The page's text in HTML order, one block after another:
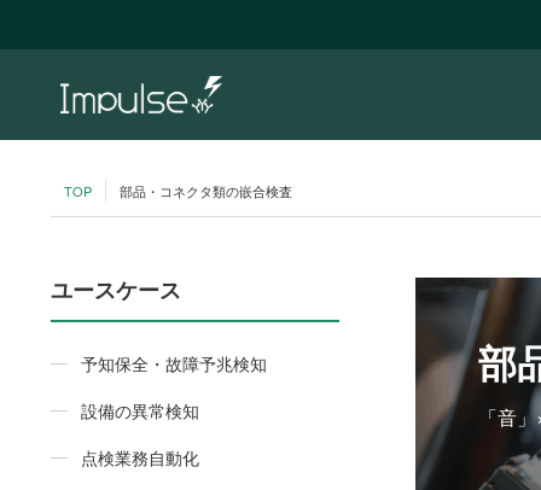
TOP 部品・コネクタ類の嵌合検査
部
「音
ユースケース
予知保全・故障予兆検知
設備の異常検知
点検業務自動化